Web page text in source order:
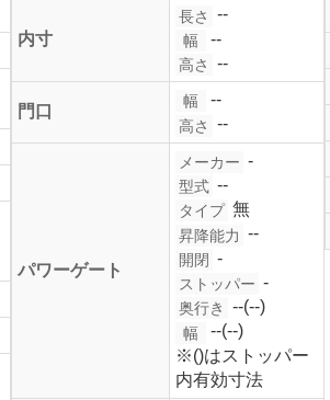
内寸
長さ --
幅 --
高さ --
門口
幅 --
高さ --
パワーゲート
メーカー -
型式 --
タイプ 無
昇降能力 --
開閉 -
ストッパー -
奥行き --(--)
幅
--(--)
※()はストッパー
内有効寸法